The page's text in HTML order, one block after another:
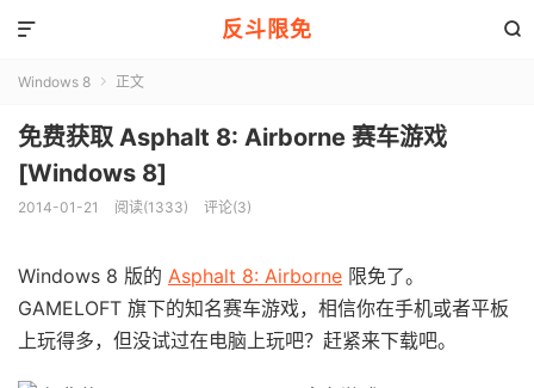
反斗限免 

Windows 8  正文
免费获取 Asphalt 8: Airborne 赛车游戏
[Windows 8]
2014-01-21 阅读(1333) 评论(3)
Windows 8 版的 Asphalt 8: Airborne 限免了。
GAMELOFT 旗下的知名赛车游戏，相信你在手机或者平板
上玩得多，但没试过在电脑上玩吧？赶紧来下载吧。